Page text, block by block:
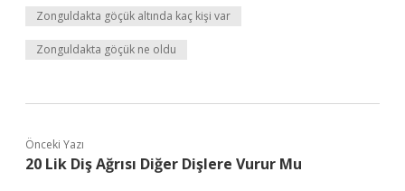
Zonguldakta göçük altında kaç kişi var
Zonguldakta göçük ne oldu
Önceki Yazı
20 Lik Diş Ağrısı Diğer Dişlere Vurur Mu